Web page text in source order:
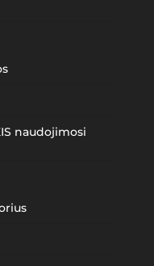
naudojimosi